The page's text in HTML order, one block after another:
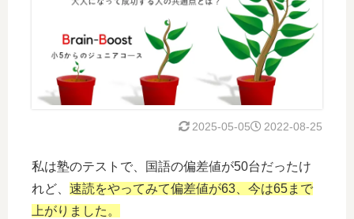
2022-08-25
2025-05-05
私は塾のテストで、国語の偏差値が50台だったけ
れど、 速読をやってみて偏差値が63、今は65まで
上がりました。